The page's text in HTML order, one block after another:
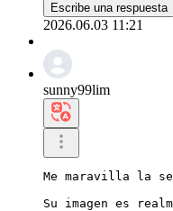
Escribe una respuesta
2026.06.03 11:21
sunny99lim
Me maravilla la
Su imagen es